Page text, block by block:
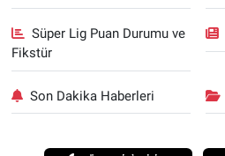
Süper Lig Puan Durumu ve
Fikstür
Son Dakika Haberleri